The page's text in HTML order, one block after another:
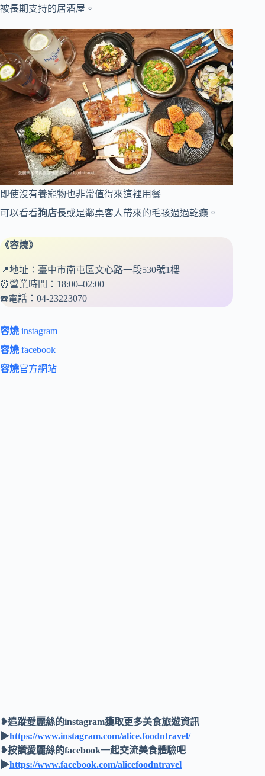
被長期支持的居酒屋。
即使沒有養寵物也非常值得來這裡用餐
可以看看狗店長或是鄰桌客人帶來的毛孩過過乾癮。
《容燒》
📍地址：臺中市南屯區文心路一段530號1樓
⏰營業時間：18:00–02:00
☎️電話：04-23223070
容燒 instagram
容燒 facebook
容燒官方網站
❥追蹤愛麗絲的instagram獲取更多美食旅遊資訊
▶https://www.instagram.com/alice.foodntravel/
❥按讚愛麗絲的facebook一起交流美食體驗吧
▶https://www.facebook.com/alicefoodntravel